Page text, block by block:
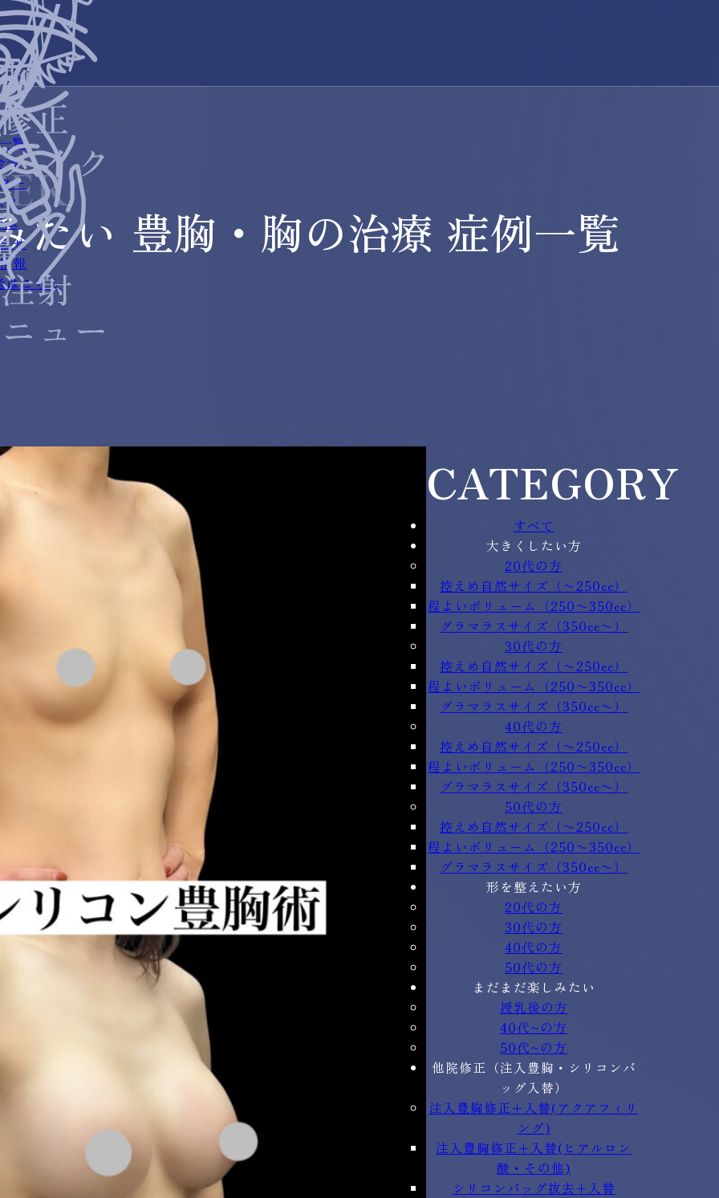
覧
表
ー
メ
ム
せ
報
はこちら
たい 豊胸・胸の治療 症例一覧
CATEGORY
すべて
大きくしたい方
20代の方
控えめ自然サイズ（〜250cc）
程よいボリューム（250〜350cc）
グラマラスサイズ（350cc〜）
30代の方
控えめ自然サイズ（〜250cc）
程よいボリューム（250〜350cc）
グラマラスサイズ（350cc〜）
40代の方
控えめ自然サイズ（〜250cc）
程よいボリューム（250〜350cc）
グラマラスサイズ（350cc〜）
50代の方
控えめ自然サイズ（〜250cc）
程よいボリューム（250〜350cc）
グラマラスサイズ（350cc〜）
形を整えたい方
20代の方
30代の方
40代の方
50代の方
まだまだ楽しみたい
授乳後の方
40代~の方
50代~の方
他院修正（注入豊胸・シリコンバ
ッグ入替）
注入豊胸修正+入替(アクアフィリ
ング)
注入豊胸修正+入替(ヒアルロン
酸・その他)
シリコンバッグ抜去+入替